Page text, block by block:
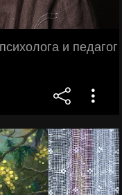
и педагог